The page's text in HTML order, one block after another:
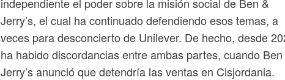
Jerry’s, el cual ha continuado defendiendo esos temas, a
veces para desconcierto de Unilever. De hecho, desde
ha habido discordancias entre ambas partes, cuando Ben
Jerry’s anunció que detendría las ventas en Cisjordania.